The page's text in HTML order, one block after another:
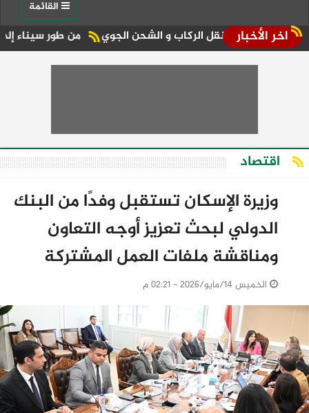
اخر الأخبار من طور سيناء إلى منصة الجمهورية المركز الـ11 في نقل الركاب و الشحن الجوي
اقتصاد
وزيرة الإسكان تستقبل وفدًا من البنك
الدولي لبحث تعزيز أوجه التعاون
ومناقشة ملفات العمل المشتركة
الخميس 14/مايو/2026 - 02:21 م